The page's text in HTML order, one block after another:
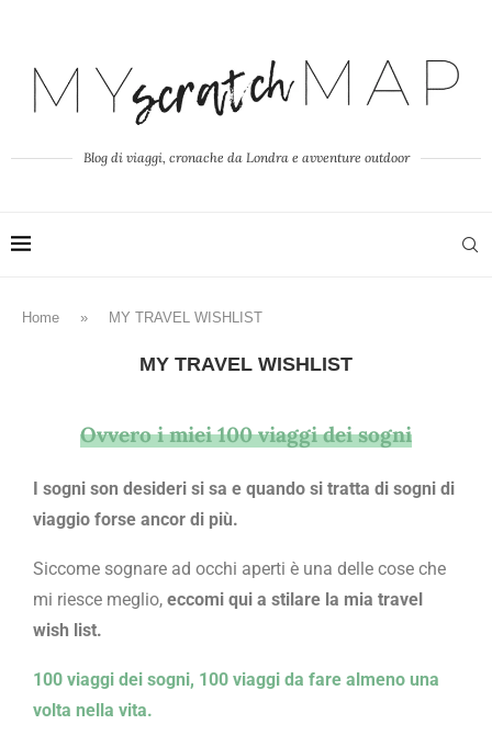
Blog di viaggi, cronache da Londra e avventure outdoor
Home » MY TRAVEL WISHLIST
MY TRAVEL WISHLIST
Ovvero i miei 100 viaggi dei sogni
I sogni son desideri si sa e quando si tratta di sogni di
viaggio forse ancor di più.
Siccome sognare ad occhi aperti è una delle cose che
mi riesce meglio, eccomi qui a stilare la mia travel
wish list.
100 viaggi dei sogni, 100 viaggi da fare almeno una
volta nella vita.